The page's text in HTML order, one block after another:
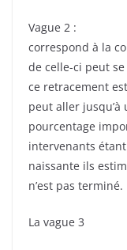
Vague 2 :
correspond à la
de celle-ci peut
ce retracement
peut aller jusqu’à
pourcentage
intervenants
naissante ils
n’est pas terminé.
La vague 3